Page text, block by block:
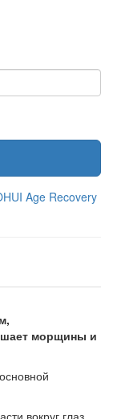
Age Recovery
морщины и
вокруг глаз,